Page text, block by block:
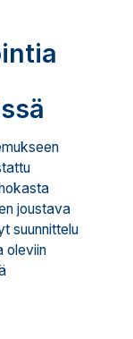
joustava
suunnittelu
oleviin